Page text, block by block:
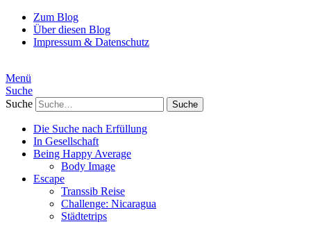
Zum Blog
Über diesen Blog
Impressum & Datenschutz
Menü
Suche
Suche
Die Suche nach Erfüllung
In Gesellschaft
Being Happy Average
Body Image
Escape
Transsib Reise
Challenge: Nicaragua
Städtetrips